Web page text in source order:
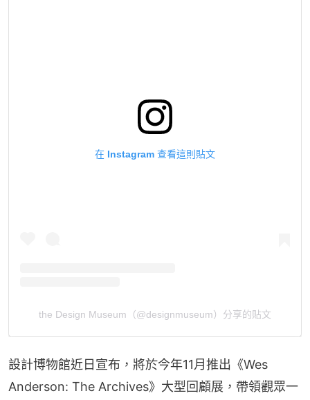
在 Instagram 查看這則貼文
the Design Museum（@designmuseum）分享的貼文
設計博物館近日宣布，將於今年11月推出《Wes
Anderson: The Archives》大型回顧展，帶領觀眾一